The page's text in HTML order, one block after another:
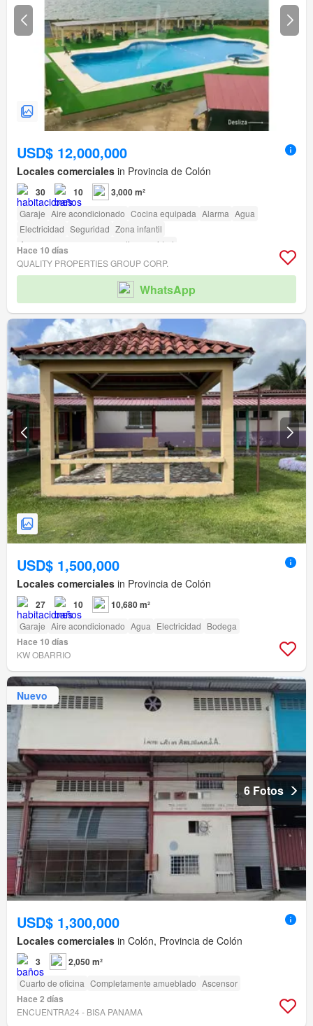
USD$ 12,000,000
Locales comerciales in Provincia de Colón
30 10 3,000 m²
Garaje Aire acondicionado Cocina equipada Alarma Agua
Electricidad Seguridad Zona infantil
Acceso para personas con discapacidad
Hace 10 días
QUALITY PROPERTIES GROUP CORP.
WhatsApp
USD$ 1,500,000
Locales comerciales in Provincia de Colón
27 10 10,680 m²
Garaje Aire acondicionado Agua Electricidad Bodega
Hace 10 días
KW OBARRIO
Nuevo
6 Fotos
USD$ 1,300,000
Locales comerciales in Colón, Provincia de Colón
3 2,050 m²
Cuarto de oficina Completamente amueblado Ascensor
Hace 2 días
ENCUENTRA24 - BISA PANAMA